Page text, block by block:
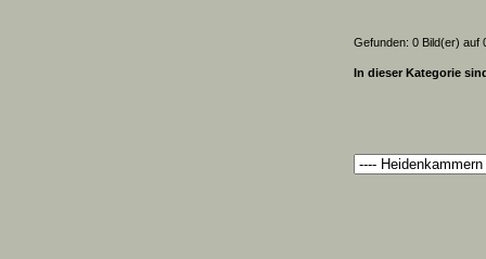
Gefunden: 0 Bild(er) auf
In dieser Kategorie